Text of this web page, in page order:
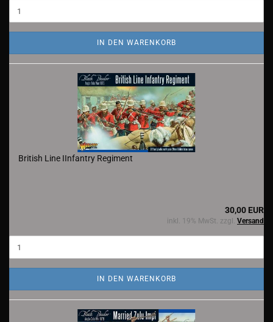
IN DEN WARENKORB
British Line IInfantry Regiment
30,00 EUR
inkl. 19% MwSt. zzgl. Versand
IN DEN WARENKORB